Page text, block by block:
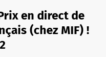
en direct de
(chez MIF) !